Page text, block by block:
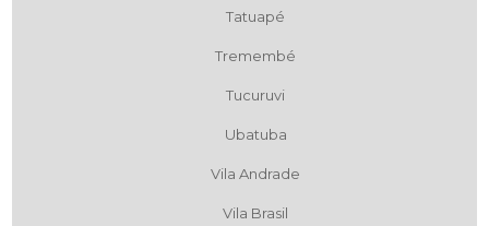
Tatuapé
Tremembé
Tucuruvi
Ubatuba
Vila Andrade
Vila Brasil